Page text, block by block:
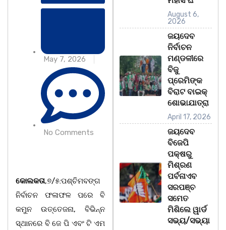
May 7, 2026
No Comments
କୋଲକତା,୭/୫:ପଶ୍ଚିମବଙ୍ଗ
ନିର୍ବାଚନ ଫଳାଫଳ ପରେ ବି
କମୁନ ଉତ୍ତେଜନା, ବିଭିନ୍ନ
ସ୍ଥାନରେ ବି ଜେ ପି ଏବଂ ଟି ଏମ
August 6,
2026
ଜୟଦେବ
ନିର୍ବାଚନ
ମଣ୍ଡଳୀରେ
ବିଜୁ
ପ୍ରେମିଙ୍କ
ବିରାଟ ବାଇକ୍
ଶୋଭାଯାତ୍ରା
April 17, 2026
ଜୟଦେବ
ବିଜେପି
ପକ୍ଷରୁ
ମିଶ୍ରଣ
ପର୍ବନାଏବ
ସରପଞ୍ଚ
ସମେତ
ମିଶିଲେ ୱାର୍ଡ
ସଭ୍ୟ/ସଭ୍ୟା